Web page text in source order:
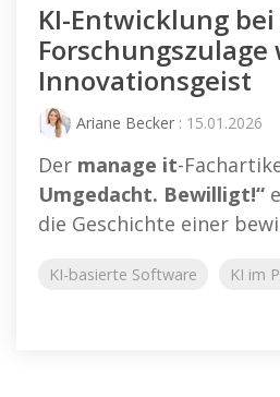
KI-Entwicklung bei
Innovationsgeist
Ariane Becker : 15.01.2026
Der manage it-
Umgedacht. Bewilligt!“
die Geschichte einer
KI-basierte Software KI im